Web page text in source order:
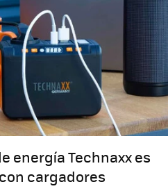
energía Technaxx es
cargadores